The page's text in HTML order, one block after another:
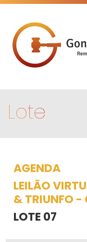
Lote
AGENDA
LEILÃO
& TRIUNFO -
LOTE 07